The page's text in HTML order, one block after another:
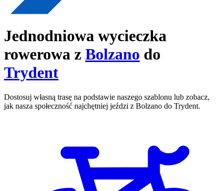
Jednodniowa wycieczka
rowerowa z Bolzano do
Trydent
Dostosuj własną trasę na podstawie naszego szablonu lub zobacz,
jak nasza społeczność najchętniej jeździ z Bolzano do Trydent.